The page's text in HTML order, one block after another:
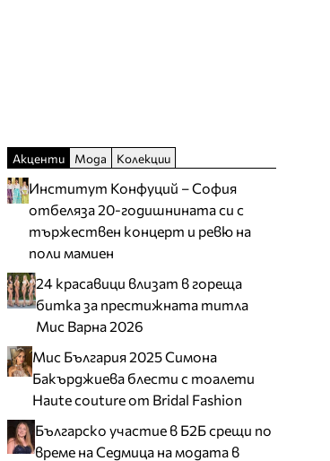
Акценти Мода Колекции
Институт Конфуций – София
отбеляза 20-годишнината си с
тържествен концерт и ревю на
поли мамиен
24 красавици влизат в гореща
битка за престижната титла
Мис Варна 2026
Мис България 2025 Симона
Бакърджиева блести с тоалети
Haute couture от Bridal Fashion
Българско участие в Б2Б срещи по
време на Седмица на модата в